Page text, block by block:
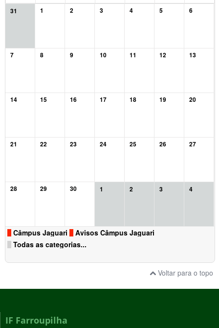
31
1 2 3 4 5 6
7 8 9 10 11 12 13
14 15 16 17 18 19 20
21 22 23 24 25 26 27
28 29 30 1 2 3 4
Câmpus Jaguari
Avisos Câmpus Jaguari
Todas as categorias...
Voltar para o topo
IF Farroupilha